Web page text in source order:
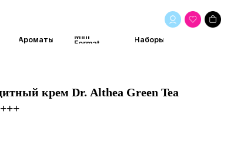
Format
Наборы
крем Dr. Althea Green Tea